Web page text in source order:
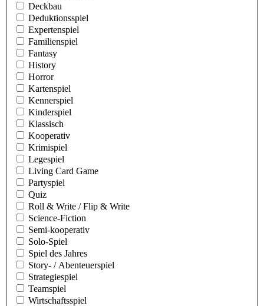
Deckbau
Deduktionsspiel
Expertenspiel
Familienspiel
Fantasy
History
Horror
Kartenspiel
Kennerspiel
Kinderspiel
Klassisch
Kooperativ
Krimispiel
Legespiel
Living Card Game
Partyspiel
Quiz
Roll & Write / Flip & Write
Science-Fiction
Semi-kooperativ
Solo-Spiel
Spiel des Jahres
Story- / Abenteuerspiel
Strategiespiel
Teamspiel
Wirtschaftsspiel